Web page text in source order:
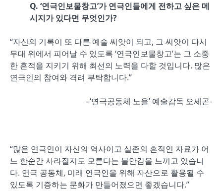
Q. ‘연극인보물창고’가 연극인들에게 전하고 싶은 메
시지가 있다면 무엇인가?
“자신의 기록이 또 다른 예술 씨앗이 되고, 그 씨앗이 다시
무대 위에서 피어날 수 있도록 ‘연극인보물창고’는 그 소중
한 흔적을 지키기 위해 최선의 노력을 다할 것입니다. 많은
연극인의 참여와 격려 부탁합니다.”
–‘연극공동체 노을’ 예술감독 오세곤-
“많은 연극인이 자신의 역사이고 실존의 흔적인 자료가 어
느 한순간 사라질지도 모른다는 불안감을 느끼고 있습니
다. 연극 공동체, 미래 연극인을 위해 자산으로 활용될 수
있도록 기증하는 문화가 만들어졌으면 좋겠습니다.”